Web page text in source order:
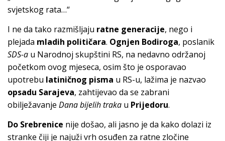
svjetskog rata…“
I ne da tako razmišljaju ratne generacije, nego i
plejada mladih političara. Ognjen Bodiroga, poslanik
SDS-a u Narodnoj skupštini RS, na nedavno održanoj
početkom ovog mjeseca, osim što je osporavao
upotrebu latiničnog pisma u RS-u, lažima je nazvao
opsadu Sarajeva, zahtijevao da se zabrani
obilježavanje Dana bijelih traka u Prijedoru.
Do Srebrenice nije došao, ali jasno je da kako dolazi iz
stranke čiji je najuži vrh osuđen za ratne zločine